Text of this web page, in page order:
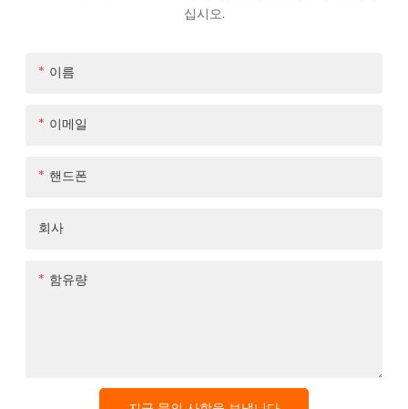
십시오.
이름
이메일
핸드폰
회사
함유량